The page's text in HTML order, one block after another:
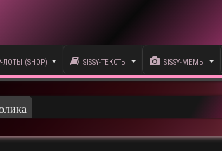
ЛОТЫ (SHOP) SISSY-ТЕКСТЫ SISSY-МЕМЫ